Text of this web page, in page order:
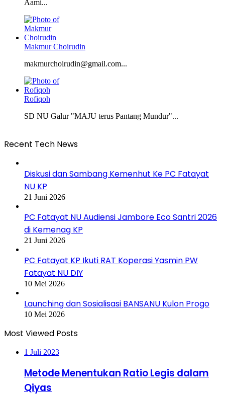
Aami...
Makmur Choirudin
makmurchoirudin@gmail.com...
Rofiqoh
SD NU Galur "MAJU terus Pantang Mundur"...
Recent Tech News
Diskusi dan Sambang Kemenhut Ke PC Fatayat
NU KP
21 Juni 2026
PC Fatayat NU Audiensi Jambore Eco Santri 2026
di Kemenag KP
21 Juni 2026
PC Fatayat KP Ikuti RAT Koperasi Yasmin PW
Fatayat NU DIY
10 Mei 2026
Launching dan Sosialisasi BANSANU Kulon Progo
10 Mei 2026
Most Viewed Posts
1 Juli 2023
Metode Menentukan Ratio Legis dalam
Qiyas